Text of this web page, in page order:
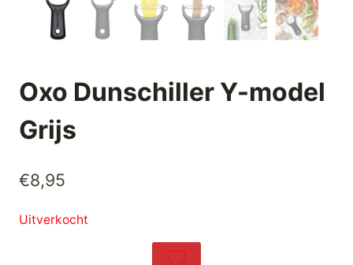
Oxo Dunschiller Y-model
Grijs
€8,95
Uitverkocht